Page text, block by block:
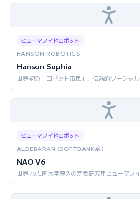
ヒューマノイドロボット
HANSON ROBOTICS
Hanson Sophia
世界初の「ロボット市民」、伝説的ソーシャ
ヒューマノイドロボット
ALDEBARAN (SOFTBANK系)
NAO V6
世界70カ国大学導入の定番研究用ヒューマノ